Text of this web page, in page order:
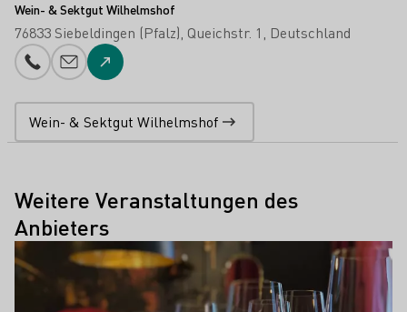
Wein- & Sektgut Wilhelmshof
76833 Siebeldingen (Pfalz) Queichstr. 1
Deutschland
Telefonnummer
E-Mail-Adresse
Zur Website
Wein- & Sektgut Wilhelmshof
Weitere Veranstaltungen des
Anbieters
Mehr erfahren